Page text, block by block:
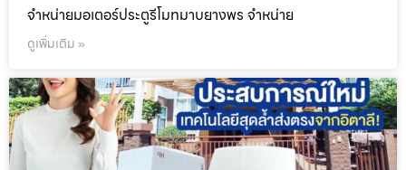
จำหน่ายมอเตอร์ประตูรีโมทมาบยางพร จำหน่าย
ดูเพิ่มเติม »